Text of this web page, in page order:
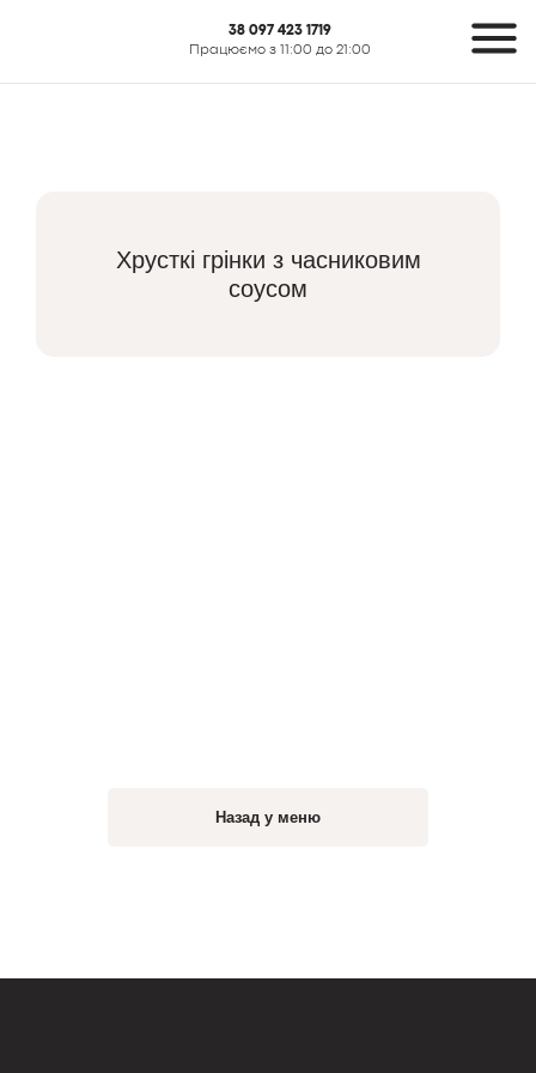
38 097 423 1719
Працюємо з 11:00 до 21:00
Хрусткі грінки з часниковим
соусом
Назад у меню